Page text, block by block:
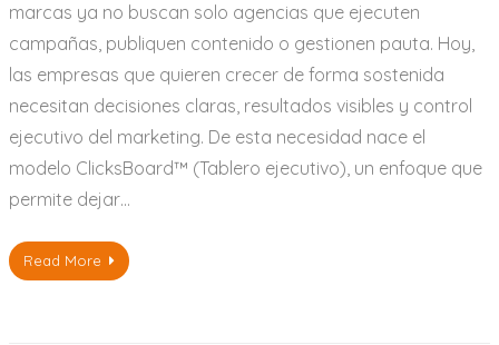
marcas ya no buscan solo agencias que ejecuten
campañas, publiquen contenido o gestionen pauta. Hoy,
las empresas que quieren crecer de forma sostenida
necesitan decisiones claras, resultados visibles y control
ejecutivo del marketing. De esta necesidad nace el
modelo ClicksBoard™ (Tablero ejecutivo), un enfoque que
permite dejar…
Read More